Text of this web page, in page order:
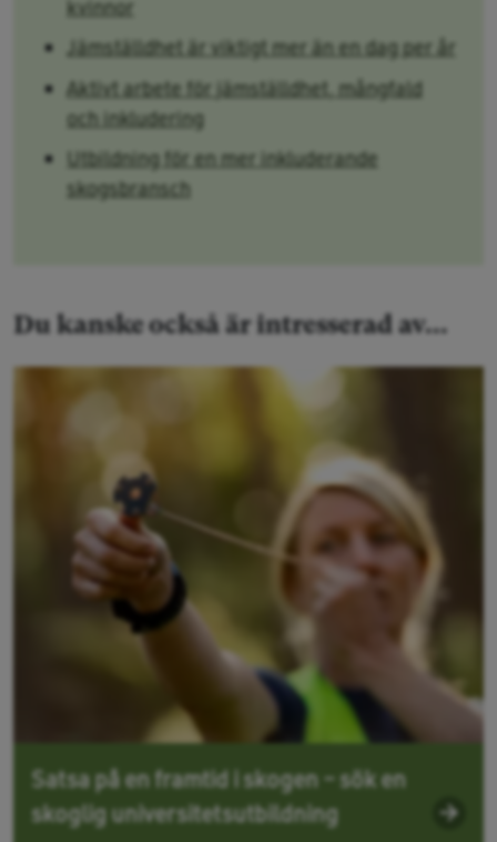
kvinnor
Jämställdhet är viktigt mer än en dag per år
Aktivt arbete för jämställdhet, mångfald
och inkludering
Utbildning för en mer inkluderande
skogsbransch
Du kanske också är intresserad av...
Satsa på en framtid i skogen – sök en
skoglig universitetsutbildning